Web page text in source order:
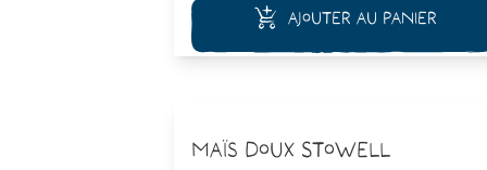
Ajouter au panier
Maïs Doux Stowell